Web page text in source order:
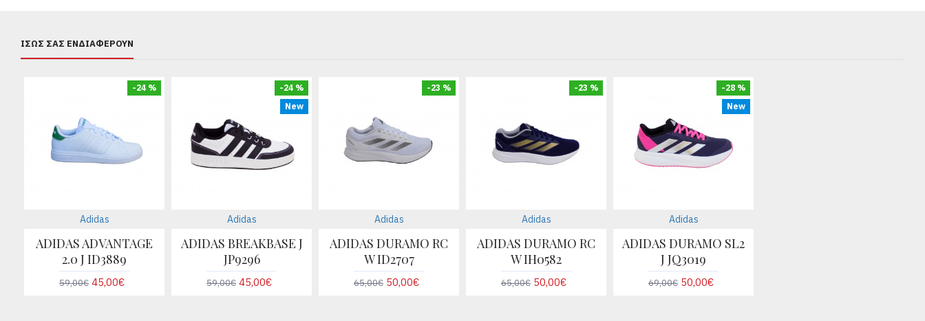
ΊΣΩΣ ΣΑΣ ΕΝΔΙΑΦΈΡΟΥΝ
-24 %
Adidas
ADIDAS ADVANTAGE
2.0 J ID3889
59,00€ 45,00€
New
-24 %
Adidas
ADIDAS BREAKBASE J
JP9296
59,00€ 45,00€
-23 %
Adidas
ADIDAS DURAMO RC
W ID2707
65,00€ 50,00€
-23 %
Adidas
ADIDAS DURAMO RC
W IH0582
65,00€ 50,00€
New
-28 %
Adidas
ADIDAS DURAMO SL2
J JQ3019
69,00€ 50,00€